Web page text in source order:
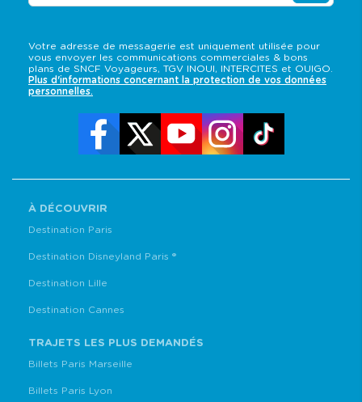
Votre adresse de messagerie est uniquement utilisée pour
vous envoyer les communications commerciales & bons
plans de SNCF Voyageurs, TGV INOUI, INTERCITES et OUIGO.
Plus d'informations concernant la protection de vos données
personnelles.
À DÉCOUVRIR
Destination Paris
Destination Disneyland Paris ®
Destination Lille
Destination Cannes
TRAJETS LES PLUS DEMANDÉS
Billets Paris Marseille
Billets Paris Lyon